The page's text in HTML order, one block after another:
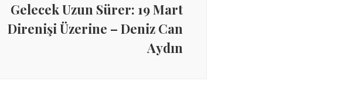
Gelecek Uzun Sürer: 19 Mart
Direnişi Üzerine – Deniz Can
Aydın